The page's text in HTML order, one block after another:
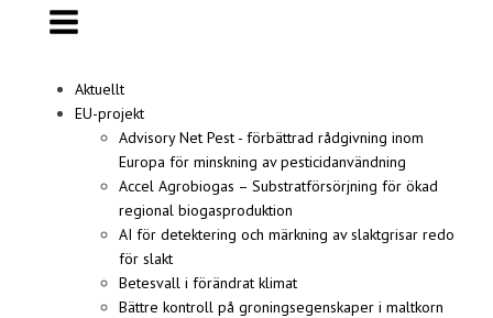
Aktuellt
EU-projekt
Advisory Net Pest - förbättrad rådgivning inom
Europa för minskning av pesticidanvändning
Accel Agrobiogas – Substratförsörjning för ökad
regional biogasproduktion
AI för detektering och märkning av slaktgrisar redo
för slakt
Betesvall i förändrat klimat
Bättre kontroll på groningsegenskaper i maltkorn